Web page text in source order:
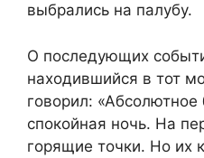
выбрались на палубу.
О последующих
находившийся в тот
говорил: «Абсолютное
спокойная ночь. На
горящие точки. Но их